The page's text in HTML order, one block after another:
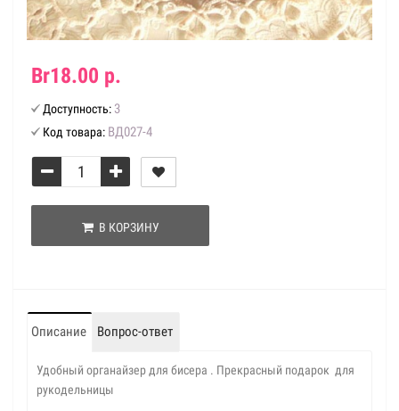
Br18.00 р.
Доступность: 3
Код товара: ВД027-4
В КОРЗИНУ
Описание Вопрос-ответ
Удобный органайзер для бисера . Прекрасный подарок для
рукодельницы